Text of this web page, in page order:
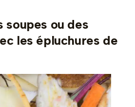
soupes ou des
les épluchures de